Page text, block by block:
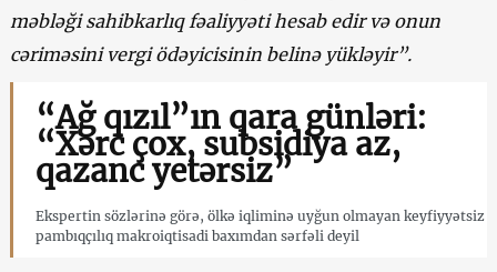
məbləği sahibkarlıq fəaliyyəti hesab edir və onun
cəriməsini vergi ödəyicisinin belinə yükləyir”.
“Ağ qızıl”ın qara günləri:
“Xərc çox, subsidiya az,
qazanc yetərsiz”
Ekspertin sözlərinə görə, ölkə iqliminə uyğun olmayan keyfiyyətsiz
pambıqçılıq makroiqtisadi baxımdan sərfəli deyil